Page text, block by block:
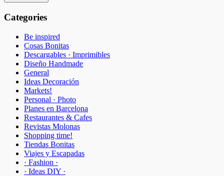
Categories
Be inspired
Cosas Bonitas
Descargables · Imprimibles
Diseño Handmade
General
Ideas Decoración
Markets!
Personal · Photo
Planes en Barcelona
Restaurantes & Cafes
Revistas Molonas
Shopping time!
Tiendas Bonitas
Viajes y Escapadas
· Fashion ·
· Ideas DIY ·